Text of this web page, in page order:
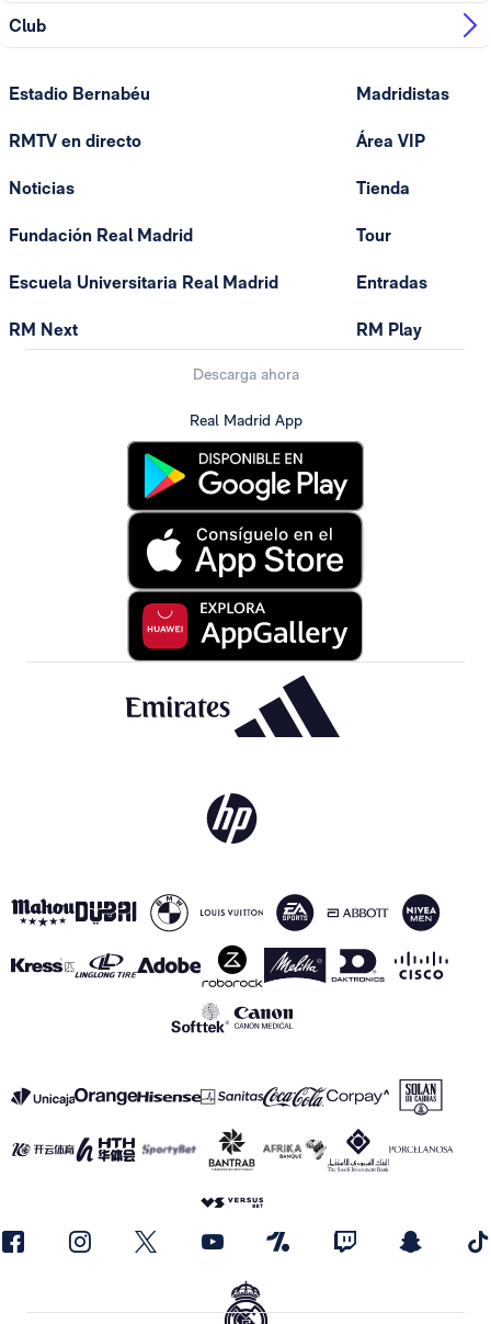
Club
Estadio Bernabéu
RMTV en directo
Noticias
Fundación Real Madrid
Escuela Universitaria Real Madrid
RM Next
Madridistas
Área VIP
Tienda
Tour
Entradas
RM Play
Descarga ahora
Real Madrid App